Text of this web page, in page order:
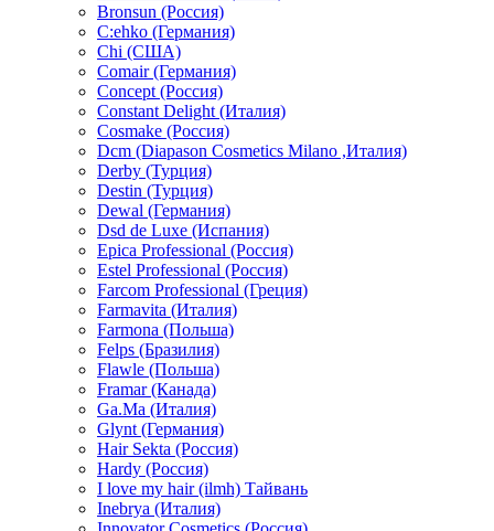
Bronsun (Россия)
C:ehko (Германия)
Chi (США)
Comair (Германия)
Concept (Россия)
Constant Delight (Италия)
Cosmake (Россия)
Dcm (Diapason Cosmetics Milano ,Италия)
Derby (Турция)
Destin (Турция)
Dewal (Германия)
Dsd de Luxe (Испания)
Epica Professional (Россия)
Estel Professional (Россия)
Farcom Professional (Греция)
Farmavita (Италия)
Farmona (Польша)
Felps (Бразилия)
Flawle (Польша)
Framar (Канада)
Ga.Ma (Италия)
Glynt (Германия)
Hair Sekta (Россия)
Hardy (Россия)
I love my hair (ilmh) Тайвань
Inebrya (Италия)